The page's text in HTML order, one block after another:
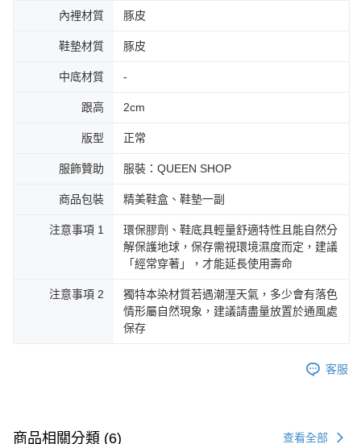
內裡材質 豚皮
鞋墊材質 豚皮
中底材質 -
跟高 2cm
版型 正常
服飾贊助 服裝：QUEEN SHOP
商品包裝 精美鞋盒、鞋墊一副
注意事項 1
環保膠劑、鞋底具輕量舒適特性且能自然分
解保護地球，保存需視環境濕度而定，建議
「經常穿著」，才能延長使用壽命
注意事項 2
獨特本染材質若遇潮溼天氣，多少會有落色
情形屬自然現象，建議請盡量放置於通風處
保存
客服
商品相關分類 (6) 查看全部